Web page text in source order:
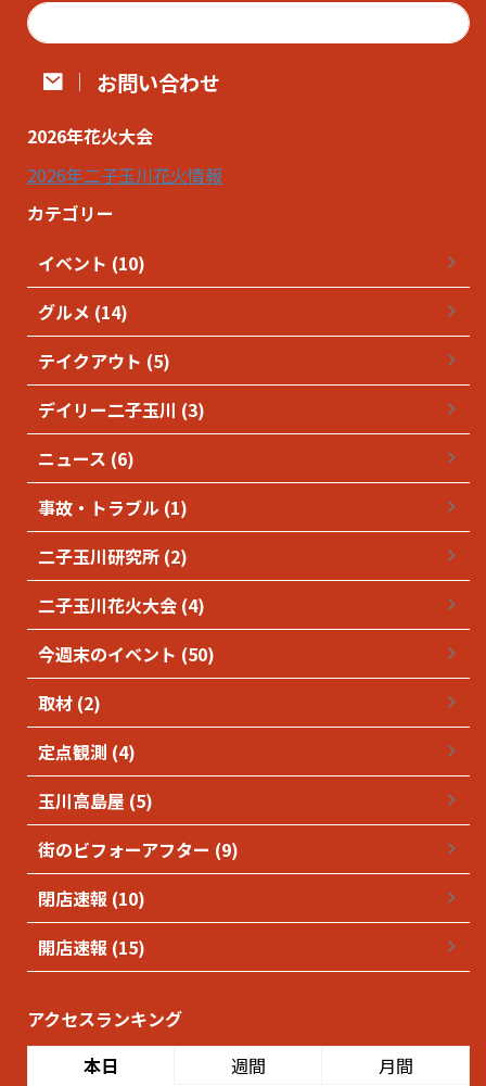
お問い合わせ
2026年花火大会
2026年二子玉川花火情報
カテゴリー
イベント (10)
グルメ (14)
テイクアウト (5)
デイリー二子玉川 (3)
ニュース (6)
事故・トラブル (1)
二子玉川研究所 (2)
二子玉川花火大会 (4)
今週末のイベント (50)
取材 (2)
定点観測 (4)
玉川高島屋 (5)
街のビフォーアフター (9)
閉店速報 (10)
開店速報 (15)
アクセスランキング
本日
週間 月間